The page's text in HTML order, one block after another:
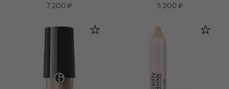
7 200 ₽
5 200 ₽